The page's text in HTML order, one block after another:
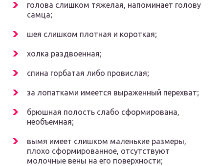
голова слишком тяжелая, напоминает голову
самца;
шея слишком плотная и короткая;
холка раздвоенная;
спина горбатая либо провислая;
за лопатками имеется выраженный перехват;
брюшная полость слабо сформирована,
необъемная;
вымя имеет слишком маленькие размеры,
плохо сформированное, отсутствуют
молочные вены на его поверхности;